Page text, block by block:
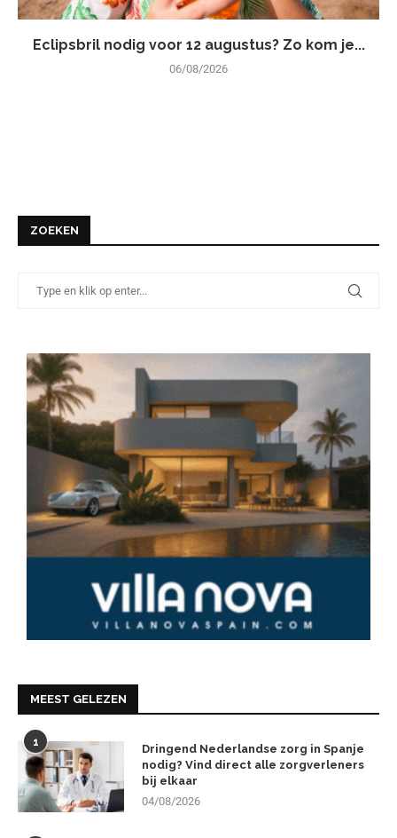
Eclipsbril nodig voor 12 augustus? Zo kom je...
06/08/2026
ZOEKEN
MEEST GELEZEN
1
Dringend Nederlandse zorg in Spanje
nodig? Vind direct alle zorgverleners
bij elkaar
04/08/2026